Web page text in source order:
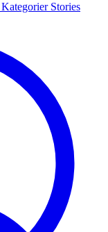
Kategorier Stories